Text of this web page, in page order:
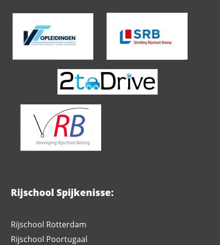
Rijschool Spijkenisse:
Rijschool Rotterdam
Rijschool Poortugaal